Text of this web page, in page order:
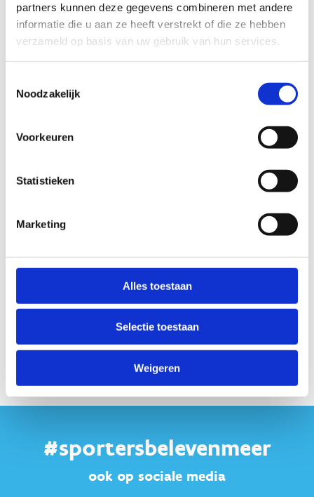
partners kunnen deze gegevens combineren met andere
informatie die u aan ze heeft verstrekt of die ze hebben
verzameld op basis van uw gebruik van hun services.
Noodzakelijk
Voorkeuren
Statistieken
Marketing
Alles toestaan
Selectie toestaan
Weigeren
Oorloge 22 9660 Brakel
#sportersbelevenmeer
ook op sociale media